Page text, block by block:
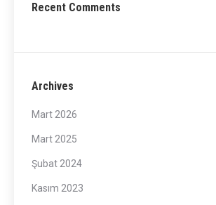
Recent Comments
Archives
Mart 2026
Mart 2025
Şubat 2024
Kasım 2023